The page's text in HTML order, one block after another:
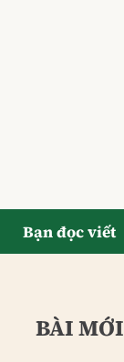
Bạn đọc viết
BÀI MỚI